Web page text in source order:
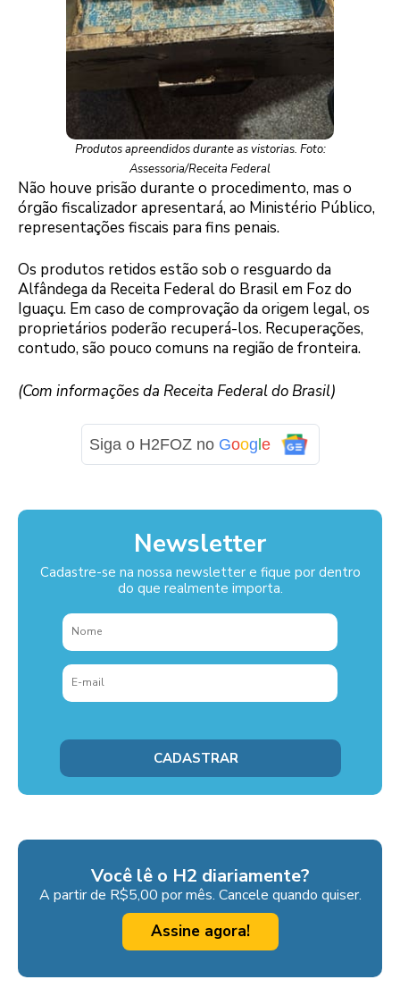
Produtos apreendidos durante as vistorias. Foto:
Assessoria/Receita Federal
Não houve prisão durante o procedimento, mas o
órgão fiscalizador apresentará, ao Ministério Público,
representações fiscais para fins penais.
Os produtos retidos estão sob o resguardo da
Alfândega da Receita Federal do Brasil em Foz do
Iguaçu. Em caso de comprovação da origem legal, os
proprietários poderão recuperá-los. Recuperações,
contudo, são pouco comuns na região de fronteira.
(Com informações da Receita Federal do Brasil)
Siga o H2FOZ no Goog e
Newsletter
Cadastre-se na nossa newsletter e fique por dentro
do que realmente importa.
Você lê o H2 diariamente?
A partir de R$5,00 por mês. Cancele quando quiser.
Assine agora!